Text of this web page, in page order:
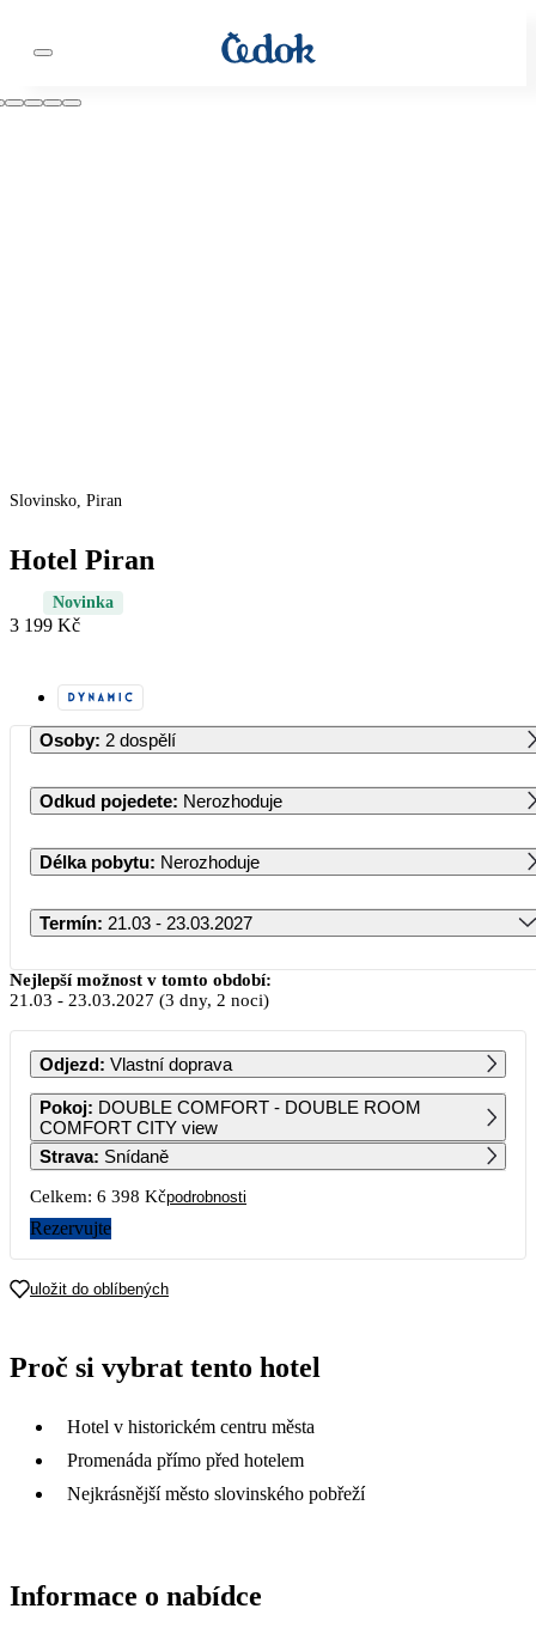
Slovinsko, Piran
Hotel Piran
Novinka
3 199 Kč
Osoby: 2 dospělí
Odkud pojedete: Nerozhoduje
Délka pobytu: Nerozhoduje
Termín: 21.03 - 23.03.2027
Březen 2027
PO ÚT ST ČT PÁ SO NE
1 2 3 4 5
4 079
6 7
8
15
22
3 199
23
3 199
4 079 4 079 3 639
Nejlepší možnost v tomto období:
21.03 - 23.03.2027 (3 dny, 2 noci)
Odjezd: Vlastní doprava
Pokoj: DOUBLE COMFORT - DOUBLE ROOM
COMFORT CITY view
Strava: Snídaně
Celkem: 6 398 Kčpodrobnosti
Rezervujte
uložit do oblíbených
Proč si vybrat tento hotel
Hotel v historickém centru města
Promenáda přímo před hotelem
Nejkrásnější město slovinského pobřeží
Informace o nabídce